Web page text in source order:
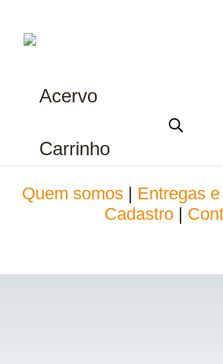
Acervo
Carrinho
Quem somos Entregas
Cadastro